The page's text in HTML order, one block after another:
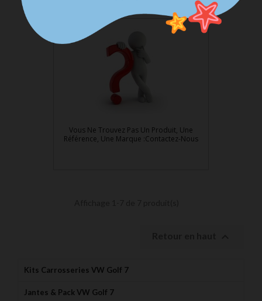
Vous Ne Trouvez Pas Un Produit, Une
Référence, Une Marque :Contactez-Nous
Kits Carrosseries VW Golf 7
Jantes & Pack VW Golf 7